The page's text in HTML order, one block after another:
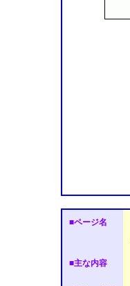
■ページ名
■主な内容